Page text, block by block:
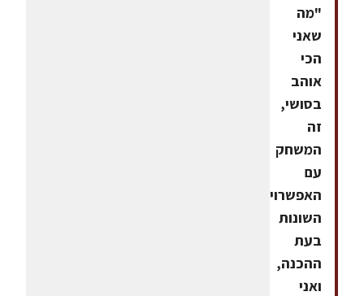
"מה
שאני
הכי
אוהב
בסושי,
זה
המשחק
עם
האפשרויות
השונות
בעת
ההכנה,
ואני